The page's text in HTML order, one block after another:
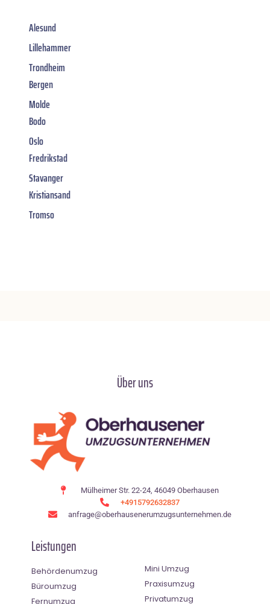
Alesund
Lillehammer
Trondheim
Bergen
Molde
Bodo
Oslo
Fredrikstad
Stavanger
Kristiansand
Tromso
Über uns
Mülheimer Str. 22-24, 46049 Oberhausen
+4915792632837
anfrage@oberhausenerumzugsunternehmen.de
Leistungen
Behördenumzug
Büroumzug
Fernumzug
Mini Umzug
Praxisumzug
Privatumzug